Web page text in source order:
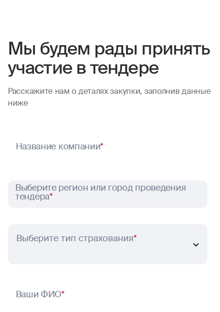
Мы будем рады принять
участие в тендере
Расскажите нам о деталях закупки, заполнив данные
ниже
Название компании*
Выберите регион или город проведения
тендера*
Выберите тип страхования*
Ваши ФИО*